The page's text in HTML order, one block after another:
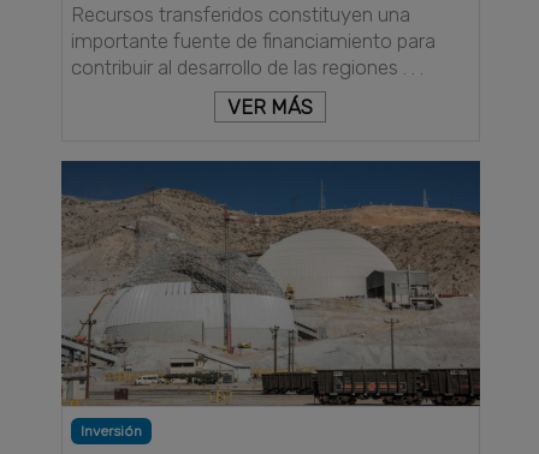
Recursos transferidos constituyen una
importante fuente de financiamiento para
contribuir al desarrollo de las regiones . . .
VER MÁS
Inversión